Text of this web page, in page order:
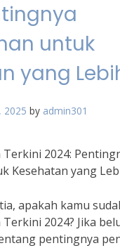
untuk
yang
2025 by admin301
2024:
Kesehatan yang
apakah kamu
2024? Jika
pentingnya